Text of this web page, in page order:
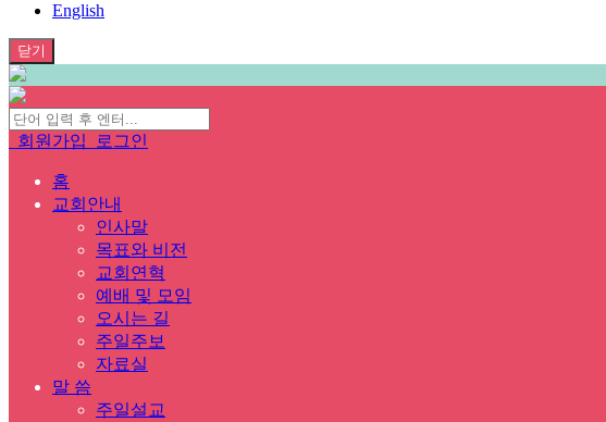
English
닫기
회원가입 로그인
홈
교회안내
인사말
목표와 비전
교회연혁
예배 및 모임
오시는 길
주일주보
자료실
말 씀
주일설교